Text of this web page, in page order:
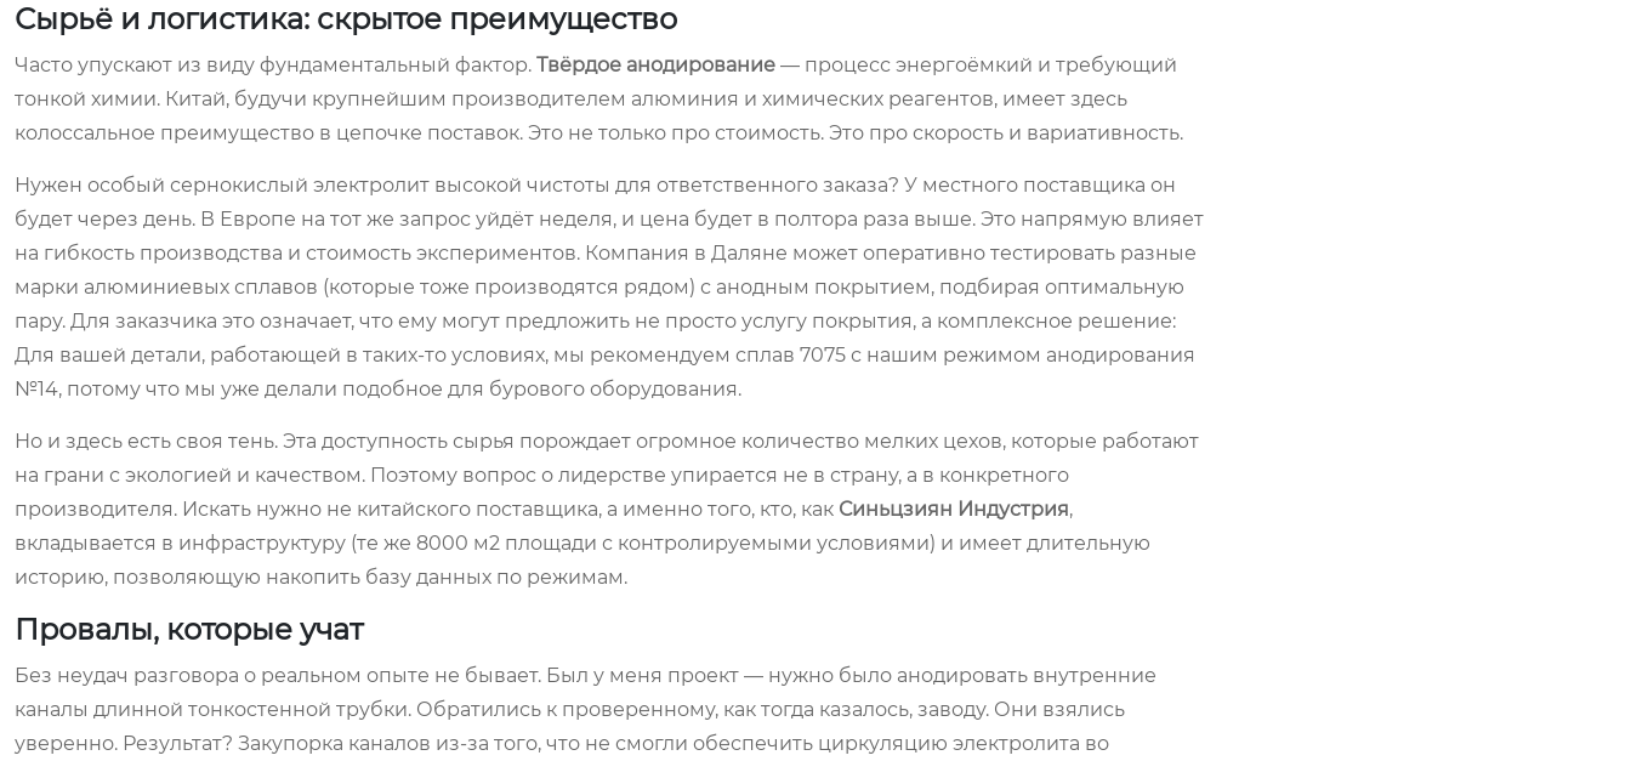
Сырьё и логистика: скрытое преимущество
Часто упускают из виду фундаментальный фактор. Твёрдое анодирование — процесс энергоёмкий и требующий
тонкой химии. Китай, будучи крупнейшим производителем алюминия и химических реагентов, имеет здесь
колоссальное преимущество в цепочке поставок. Это не только про стоимость. Это про скорость и вариативность.
Нужен особый сернокислый электролит высокой чистоты для ответственного заказа? У местного поставщика он
будет через день. В Европе на тот же запрос уйдёт неделя, и цена будет в полтора раза выше. Это напрямую влияет
на гибкость производства и стоимость экспериментов. Компания в Даляне может оперативно тестировать разные
марки алюминиевых сплавов (которые тоже производятся рядом) с анодным покрытием, подбирая оптимальную
пару. Для заказчика это означает, что ему могут предложить не просто услугу покрытия, а комплексное решение:
Для вашей детали, работающей в таких-то условиях, мы рекомендуем сплав 7075 с нашим режимом анодирования
№14, потому что мы уже делали подобное для бурового оборудования.
Но и здесь есть своя тень. Эта доступность сырья порождает огромное количество мелких цехов, которые работают
на грани с экологией и качеством. Поэтому вопрос о лидерстве упирается не в страну, а в конкретного
производителя. Искать нужно не китайского поставщика, а именно того, кто, как Синьцзиян Индустрия,
вкладывается в инфраструктуру (те же 8000 м2 площади с контролируемыми условиями) и имеет длительную
историю, позволяющую накопить базу данных по режимам.
Провалы, которые учат
Без неудач разговора о реальном опыте не бывает. Был у меня проект — нужно было анодировать внутренние
каналы длинной тонкостенной трубки. Обратились к проверенному, как тогда казалось, заводу. Они взялись
уверенно. Результат? Закупорка каналов из-за того, что не смогли обеспечить циркуляцию электролита во